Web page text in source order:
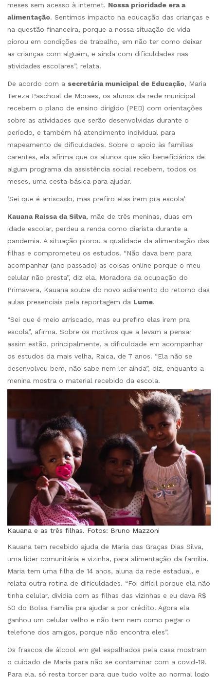
meses sem acesso à internet. Nossa prioridade era a
alimentação. Sentimos impacto na educação das crianças e
na questão financeira, porque a nossa situação de vida
piorou em condições de trabalho, em não ter como deixar
as crianças com alguém, e ainda com dificuldades nas
atividades escolares”, relata.
De acordo com a secretária municipal de Educação, Maria
Tereza Paschoal de Moraes, os alunos da rede municipal
recebem o plano de ensino dirigido (PED) com orientações
sobre as atividades que serão desenvolvidas durante o
período, e também há atendimento individual para
mapeamento de dificuldades. Sobre o apoio às famílias
carentes, ela afirma que os alunos que são beneficiários de
algum programa da assistência social recebem, todos os
meses, uma cesta básica para ajudar.
‘Sei que é arriscado, mas prefiro elas irem pra escola’
Kauana Raissa da Silva, mãe de três meninas, duas em
idade escolar, perdeu a renda como diarista durante a
pandemia. A situação piorou a qualidade da alimentação das
filhas e comprometeu os estudos. “Não dava bem para
acompanhar (ano passado) as coisas online porque o meu
celular não presta”, diz ela. Moradora da ocupação do
Primavera, Kauana soube do novo adiamento do retorno das
aulas presenciais pela reportagem da Lume.
“Sei que é meio arriscado, mas eu prefiro elas irem pra
escola”, afirma. Sobre os motivos que a levam a pensar
assim estão, principalmente, a dificuldade em acompanhar
os estudos da mais velha, Raica, de 7 anos. “Ela não se
desenvolveu bem, não sabe nem ler ainda”, diz, enquanto a
menina mostra o material recebido da escola.
Kauana e as três filhas. Fotos: Bruno Mazzoni
Kauana tem recebido ajuda de Maria das Graças Dias Silva,
uma líder comunitária e vizinha, para alimentação da família.
Maria tem uma filha de 14 anos, aluna da rede estadual, e
relata outra rotina de dificuldades. “Foi difícil porque ela não
tinha celular, dividia com as filhas das vizinhas e eu dava R$
50 do Bolsa Família pra ajudar a por crédito. Agora ela
ganhou um celular velho e não tem nem como pegar o
telefone dos amigos, porque não encontra eles”.
Os frascos de álcool em gel espalhados pela casa mostram
o cuidado de Maria para não se contaminar com a covid-19.
Para ela, só resta torcer para que tudo volte ao normal logo